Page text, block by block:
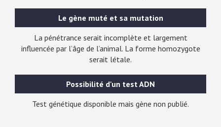
Le gène muté et sa mutation
La pénétrance serait incomplète et largement
influencée par l’âge de l’animal. La forme homozygote
serait létale.
Possibilité d'un test ADN
Test génétique disponible mais gène non publié.